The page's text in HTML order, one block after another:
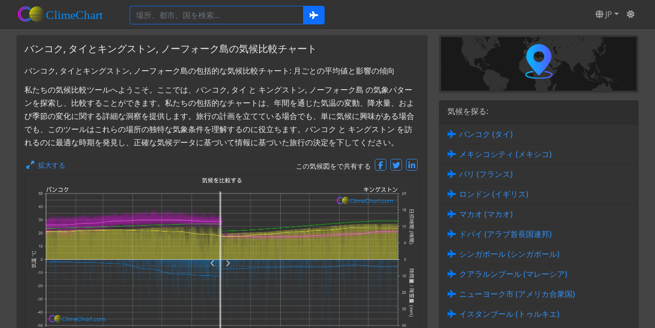
JP
バンコク, タイとキングストン, ノーフォーク島の気候比較チャート
バンコク, タイとキングストン, ノーフォーク島の包括的な気候比較チャート: 月ごとの平均値と影響の傾向
私たちの気候比較ツールへようこそ。ここでは、バンコク, タイ と キングストン, ノーフォーク島 の気象パター
ンを探索し、比較することができます。私たちの包括的なチャートは、年間を通じた気温の変動、降水量、およ
び季節の変化に関する詳細な洞察を提供します。旅行の計画を立てている場合でも、単に気候に興味がある場合
でも、このツールはこれらの場所の独特な気象条件を理解するのに役立ちます。バンコク と キングストン を訪
れるのに最適な時期を発見し、正確な気候データに基づいて情報に基づいた旅行の決定を下してください。
拡大する この気候図をで共有する
気候を探る:
バンコク (タイ)
メキシコシティ (メキシコ)
パリ (フランス)
ロンドン (イギリス)
マカオ (マカオ)
ドバイ (アラブ首長国連邦)
シンガポール (シンガポール)
クアラルンプール (マレーシア)
ニューヨーク市 (アメリカ合衆国)
イスタンブール (トゥルキエ)